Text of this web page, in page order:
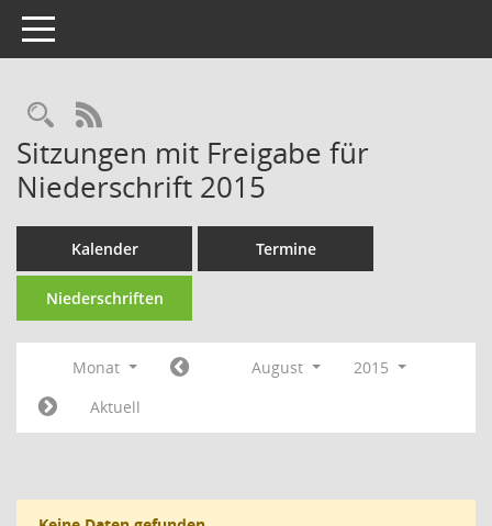
Toggle navigation
Rechercheauswahl
RSS-Feed
Sitzungen mit Freigabe für
Niederschrift 2015
Kalender Termine
Niederschriften
Monat August
2015
Aktuell